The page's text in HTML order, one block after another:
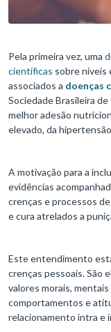
Pela primeira vez, uma
científicas sobre níveis
associados a doenças
Sociedade Brasileira
melhor adesão
elevado, da
A motivação para a
evidências
crenças e processos
e cura atrelados a
Este entendimento
crenças pessoais. São
valores morais,
comportamentos e
relacionamento intra e